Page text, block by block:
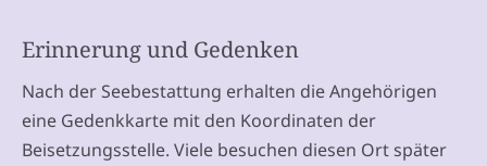
Erinnerung und Gedenken
Nach der Seebestattung erhalten die Angehörigen
eine Gedenkkarte mit den Koordinaten der
Beisetzungsstelle. Viele besuchen diesen Ort später